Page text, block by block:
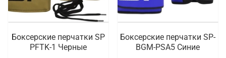
Боксерские перчатки SP
PFTK-1 Черные
Боксерские перчатки SP-
BGM-PSA5 Синие